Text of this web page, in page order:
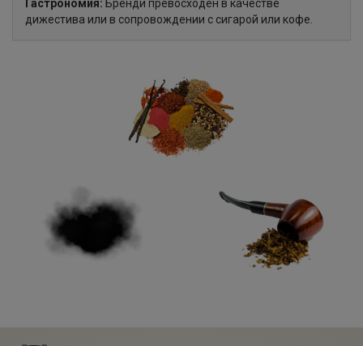
Гастрономия: Бренди превосходен в качестве
дижестива или в сопровождении с сигарой или кофе.